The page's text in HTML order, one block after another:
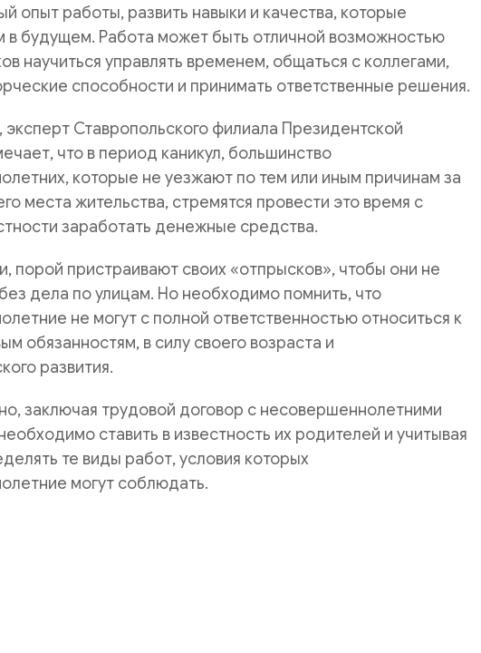
опыт работы, развить навыки и качества, которые
в будущем. Работа может быть отличной возможностью
научиться управлять временем, общаться с коллегами,
способности и принимать ответственные решения.
эксперт Ставропольского филиала Президентской
что в период каникул, большинство
которые не уезжают по тем или иным причинам за
места жительства, стремятся провести это время с
заработать денежные средства.
порой пристраивают своих «отпрысков», чтобы они не
дела по улицам. Но необходимо помнить, что
не могут с полной ответственностью относиться к
обязанностям, в силу своего возраста и
развития.
заключая трудовой договор с несовершеннолетними
ставить в известность их родителей и учитывая
те виды работ, условия которых
могут соблюдать.